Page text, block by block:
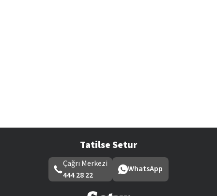
Tatilse Setur
Çağrı Merkezi
444 28 22
WhatsApp